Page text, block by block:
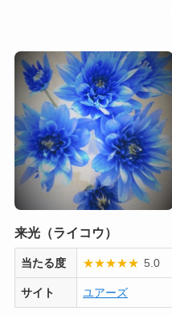
来光（ライコウ）
当たる度 ★★★★★ 5.0
サイト ユアーズ